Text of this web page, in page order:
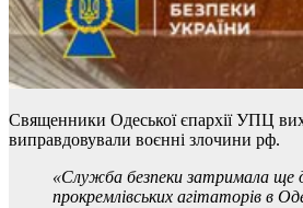
Священники Одеської єпархії УПЦ
виправдовували воєнні злочини рф.
«Служба безпеки затримала ще
прокремлівських агітаторів в